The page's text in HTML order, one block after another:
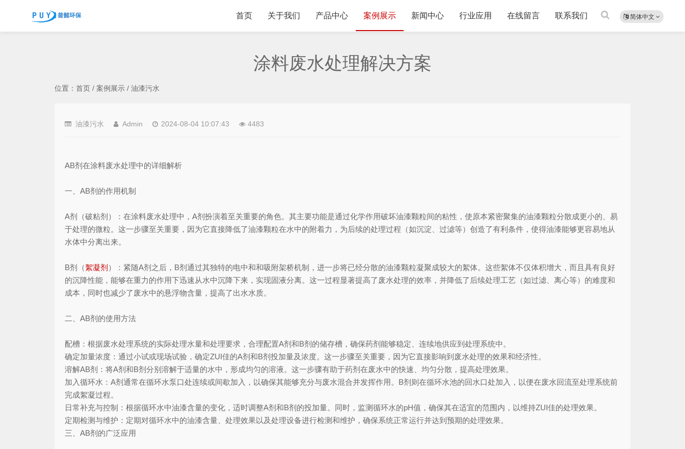
简体中文
首页 关于我们 产品中心 案例展示 新闻中心 行业应用 在线留言 联系我们
涂料废水处理解决方案
位置： 首页 / 案例展示 / 油漆污水
油漆污水 Admin 2024-08-04 10:07:43 4483
AB剂在涂料废水处理中的详细解析
一、AB剂的作用机制
A剂（破粘剂）：在涂料废水处理中，A剂扮演着至关重要的角色。其主要功能是通过化学作用破坏油漆颗粒间的粘性，使原本紧密聚集的油漆颗粒分散成更小的、易
于处理的微粒。这一步骤至关重要，因为它直接降低了油漆颗粒在水中的附着力，为后续的处理过程（如沉淀、过滤等）创造了有利条件，使得油漆能够更容易地从
水体中分离出来。
B剂（絮凝剂 ）：紧随A剂之后，B剂通过其独特的电中和和吸附架桥机制，进一步将已经分散的油漆颗粒凝聚成较大的絮体。这些絮体不仅体积增大，而且具有良好
的沉降性能，能够在重力的作用下迅速从水中沉降下来，实现固液分离。这一过程显著提高了废水处理的效率，并降低了后续处理工艺（如过滤、离心等）的难度和
成本，同时也减少了废水中的悬浮物含量，提高了出水水质。
二、AB剂的使用方法
配槽：根据废水处理系统的实际处理水量和处理要求，合理配置A剂和B剂的储存槽，确保药剂能够稳定、连续地供应到处理系统中。
确定加量浓度：通过小试或现场试验，确定ZUI佳的A剂和B剂投加量及浓度。这一步骤至关重要，因为它直接影响到废水处理的效果和经济性。
溶解AB剂：将A剂和B剂分别溶解于适量的水中，形成均匀的溶液。这一步骤有助于药剂在废水中的快速、均匀分散，提高处理效果。
加入循环水：A剂通常在循环水泵口处连续或间歇加入，以确保其能够充分与废水混合并发挥作用。B剂则在循环水池的回水口处加入，以便在废水回流至处理系统前
完成絮凝过程。
日常补充与控制：根据循环水中油漆含量的变化，适时调整A剂和B剂的投加量。同时，监测循环水的pH值，确保其在适宜的范围内，以维持ZUI佳的处理效果。
定期检测与维护：定期对循环水中的油漆含量、处理效果以及处理设备进行检测和维护，确保系统正常运行并达到预期的处理效果。
三、AB剂的广泛应用